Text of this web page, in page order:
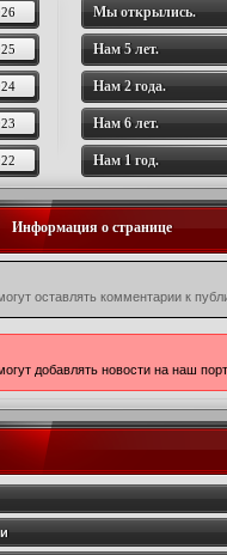
Мы открылись.
Нам 5 лет.
Нам 2 года.
Нам 6 лет.
Нам 1 год.
Информация о странице
оставлять комментарии к
добавлять новости на наш